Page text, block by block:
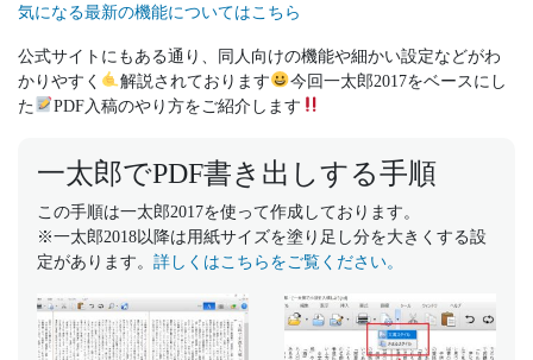
気になる最新の機能についてはこちら
公式サイトにもある通り、同人向けの機能や細かい設定などがわ
かりやすく
解説されております
今回一太郎2017をベースにし
た
PDF入稿のやり方をご紹介します
一太郎でPDF書き出しする手順
この手順は一太郎2017を使って作成しております。
※一太郎2018以降は用紙サイズを塗り足し分を大きくする設
定があります。 詳しくはこちらをご覧ください。